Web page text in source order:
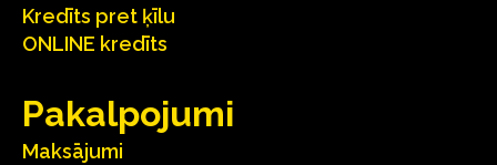
Kredīts pret ķīlu
ONLINE kredīts
Pakalpojumi
Maksājumi